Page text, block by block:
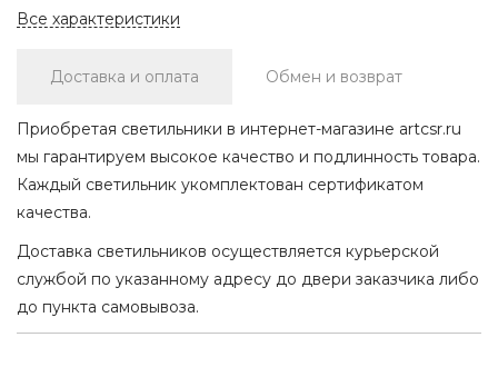
Все характеристики
Доставка и оплата Обмен и возврат
Приобретая светильники в интернет-магазине artcsr.ru
мы гарантируем высокое качество и подлинность товара.
Каждый светильник укомплектован сертификатом
качества.
Доставка светильников осуществляется курьерской
службой по указанному адресу до двери заказчика либо
до пункта самовывоза.